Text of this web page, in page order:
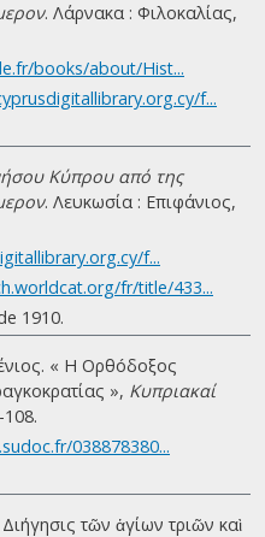
. Λάρνακα : Φιλοκαλίας,
books/about/Hist...
f...
Κύπρου από της
. Λευκωσία : Επιφάνιος,
f...
fr/title/433...
1910.
« H Ορθóδοξος
», Κυπριακαί
038878380...
τῶν ἁγίων τριῶν καὶ